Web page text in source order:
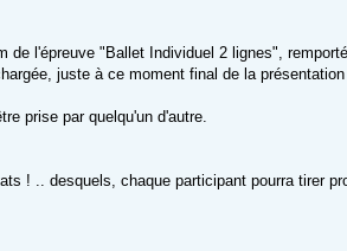
de l'épreuve "Ballet Individuel 2 lignes",
juste à ce moment final de la
prise par quelqu'un d'autre.
! .. desquels, chaque participant pourra tirer